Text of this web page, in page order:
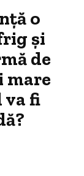
o
și
de
mare
va fi